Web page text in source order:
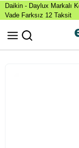
Daikin - Daylux Markalı
Vade Farksız 12 Taksit